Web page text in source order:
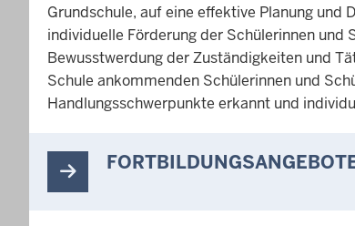
Grundschule, auf eine effektive Planung und
individuelle Förderung der Schülerinnen
Bewusstwerdung der Zuständigkeiten und
Schule ankommenden Schülerinnen und
Handlungsschwerpunkte erkannt und